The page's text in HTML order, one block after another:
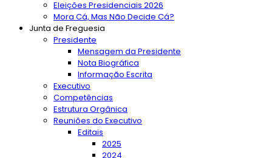
Eleições Presidenciais 2026
Mora Cá, Mas Não Decide Cá?
Junta de Freguesia
Presidente
Mensagem da Presidente
Nota Biográfica
Informação Escrita
Executivo
Competências
Estrutura Orgânica
Reuniões do Executivo
Editais
2025
2024